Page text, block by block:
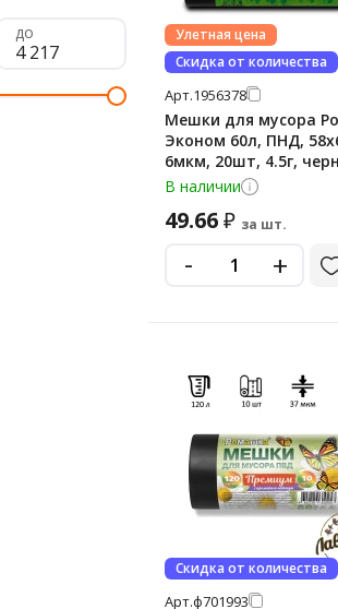
до
Улетная цена
Скидка от количества
Арт.1956378
Мешки для мусора
Эконом 60л, ПНД,
6мкм, 20шт, 4.5г,
цвета, в рулоне
В наличии
49.66₽ за шт.
- +
Скидка от количества
Арт.ф701993